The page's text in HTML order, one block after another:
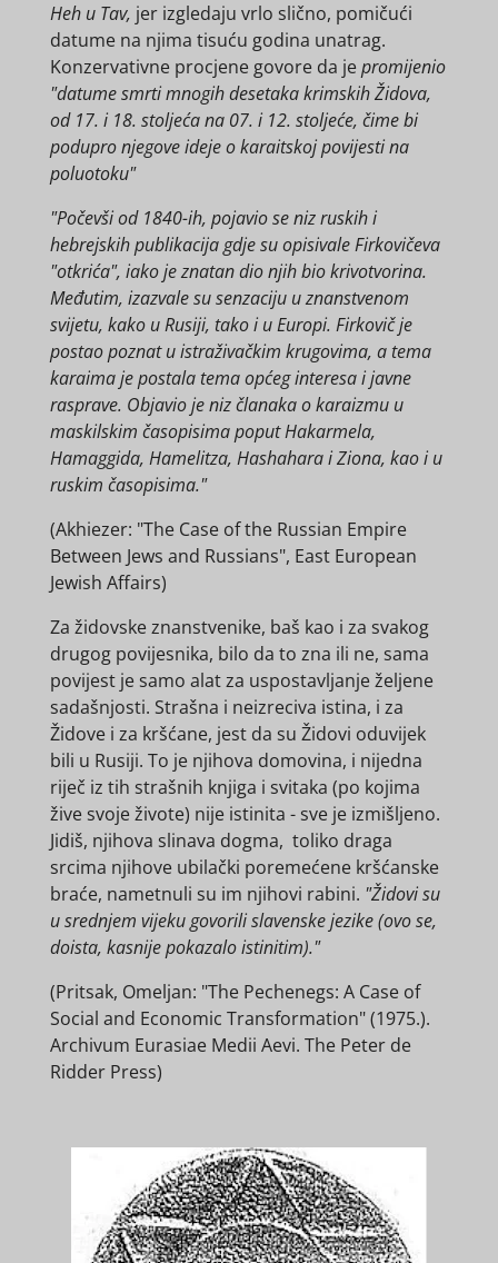
Heh u Tav, jer izgledaju vrlo slično, pomičući
datume na njima tisuću godina unatrag.
Konzervativne procjene govore da jepromijenio
"datume smrti mnogih desetaka krimskih Židova,
od 17. i 18. stoljeća na 07. i 12. stoljeće, čime bi
podupro njegove ideje o karaitskoj povijesti na
poluotoku"
"Počevši od 1840-ih, pojavio se niz ruskih i
hebrejskih publikacija gdje su opisivale Firkovičeva
"otkrića", iako je znatan dio njih bio krivotvorina.
Međutim, izazvale su senzaciju u znanstvenom
svijetu, kako u Rusiji, tako i u Europi. Firkovič je
postao poznat u istraživačkim krugovima, a tema
karaima je postala tema općeg interesa i javne
rasprave. Objavio je niz članaka o karaizmu u
maskilskim časopisima poput Hakarmela,
Hamaggida, Hamelitza, Hashahara i Ziona, kao i u
ruskim časopisima."
(Akhiezer: "The Case of the Russian Empire
Between Jews and Russians", East European
Jewish Affairs)
Za židovske znanstvenike, baš kao i za svakog
drugog povijesnika, bilo da to zna ili ne, sama
povijest je samo alat za uspostavljanje željene
sadašnjosti. Strašna i neizreciva istina, i za
Židove i za kršćane, jest da su Židovi oduvijek
bili u Rusiji. To je njihova domovina, i nijedna
riječ iz tih strašnih knjiga i svitaka (po kojima
žive svoje živote) nije istinita - sve je izmišljeno.
Jidiš, njihova slinava dogma, toliko draga
srcima njihove ubilački poremećene kršćanske
braće, nametnuli su im njihovi rabini. "Židovi su
u srednjem vijeku govorili slavenske jezike (ovo se,
doista, kasnije pokazalo istinitim)."
(Pritsak, Omeljan: "The Pechenegs: A Case of
Social and Economic Transformation" (1975.).
Archivum Eurasiae Medii Aevi. The Peter de
Ridder Press)